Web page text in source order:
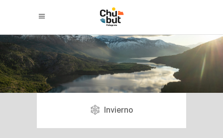
¿Qué hacer?
Invierno